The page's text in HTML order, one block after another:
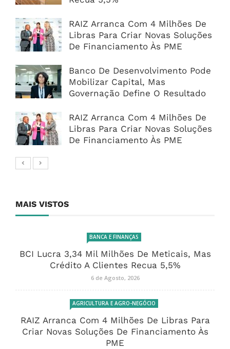
RAIZ Arranca Com 4 Milhões De
Libras Para Criar Novas Soluções
De Financiamento Às PME
Banco De Desenvolvimento Pode
Mobilizar Capital, Mas
Governação Define O Resultado
RAIZ Arranca Com 4 Milhões De
Libras Para Criar Novas Soluções
De Financiamento Às PME
MAIS VISTOS
BANCA E FINANÇAS
BCI Lucra 3,34 Mil Milhões De Meticais, Mas
Crédito A Clientes Recua 5,5%
6 de Agosto, 2026
AGRICULTURA E AGRO-NEGÓCIO
RAIZ Arranca Com 4 Milhões De Libras Para
Criar Novas Soluções De Financiamento Às
PME